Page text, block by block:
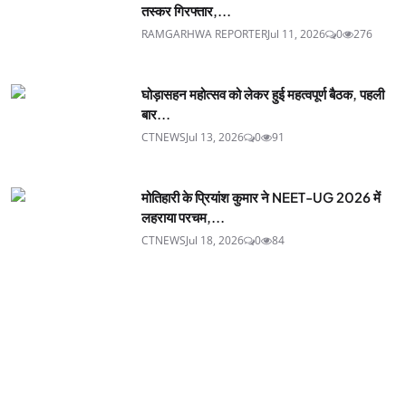
तस्कर गिरफ्तार,...
RAMGARHWA REPORTERJul 11, 2026 0 276
घोड़ासहन महोत्सव को लेकर हुई महत्वपूर्ण बैठक, पहली
बार...
CTNEWSJul 13, 2026 0 91
मोतिहारी के प्रियांश कुमार ने NEET-UG 2026 में
लहराया परचम,...
CTNEWSJul 18, 2026 0 84